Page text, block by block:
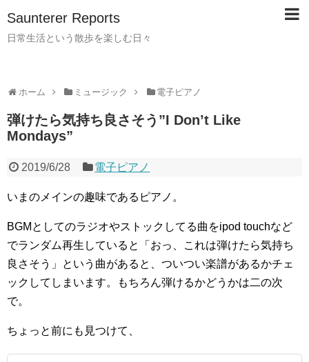
Saunterer Reports
日常生活という散歩を楽しむ日々
ホーム ミュージック 電子ピアノ
弾けたら気持ち良さそう”I Don’t Like
Mondays”
2019/6/28 電子ピアノ
いまのメインの趣味であるピアノ。
BGMとしてのラジオやストックしてる曲をipod touchなど
でランダム再生していると「おっ、これは弾けたら気持ち
良さそう」という曲があると、ついつい楽譜があるかチェ
ックしてしまいます。もちろん弾けるかどうかは二の次
で。
ちょっと前にも見つけて、